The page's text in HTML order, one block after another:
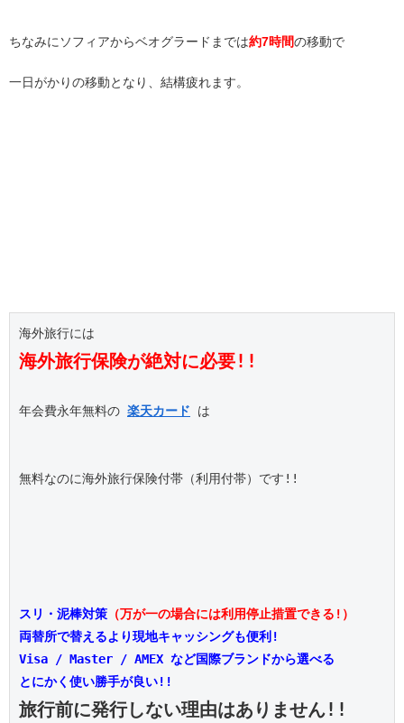
ちなみにソフィアからベオグラードまでは約7時間の移動で
一日がかりの移動となり、結構疲れます。
海外旅行保険が絶対に必要!!
年会費永年無料の 楽天カード は
無料なのに海外旅行保険付帯（利用付帯）です!!
スリ・泥棒対策 （万が一の場合には利用停止措置できる!）
両替所で替えるより現地キャッシングも便利!
Visa / Master / AMEX など国際ブランドから選べる
とにかく使い勝手が良い!!
旅行前に発行しない理由はありません!!